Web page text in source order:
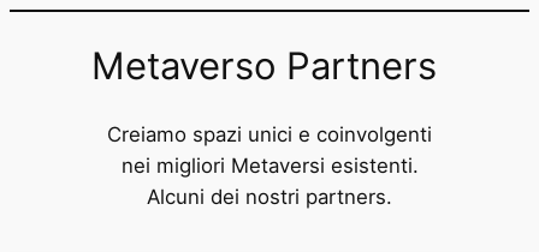
Metaverso Partners
Creiamo spazi unici e coinvolgenti
nei migliori Metaversi esistenti.
Alcuni dei nostri partners.